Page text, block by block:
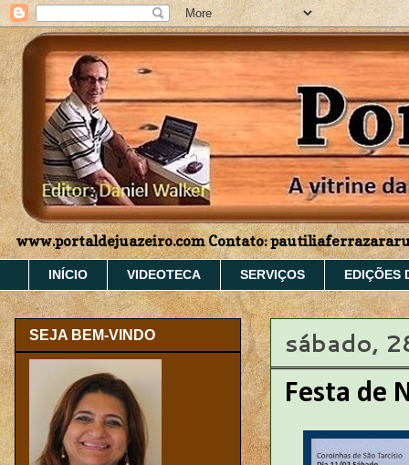
www.portaldejuazeiro.com Contato:
INÍCIO VIDEOTECA SERVIÇOS EDIÇÕES
sábado,
Festa de
SEJA BEM-VINDO